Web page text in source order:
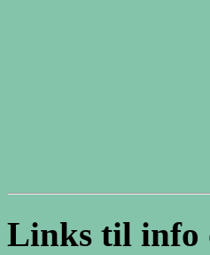
Links til info